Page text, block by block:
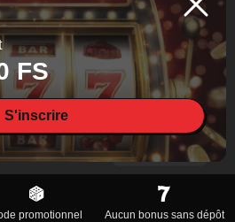
FS
S'inscrire
promotionnel Aucun bonus sans dépôt
Changer de langue